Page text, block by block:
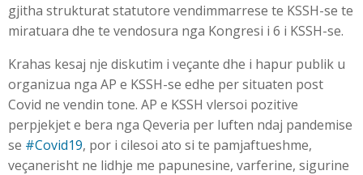
gjitha strukturat statutore vendimmarrese te KSSH-se te
miratuara dhe te vendosura nga Kongresi i 6 i KSSH-se.
Krahas kesaj nje diskutim i veçante dhe i hapur publik u
organizua nga AP e KSSH-se edhe per situaten post
Covid ne vendin tone. AP e KSSH vlersoi pozitive
perpjekjet e bera nga Qeveria per luften ndaj pandemise
se #Covid19, por i cilesoi ato si te pamjaftueshme,
veçanerisht ne lidhje me papunesine, varferine, sigurine